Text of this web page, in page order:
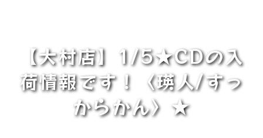
【大村店】1/5★CDの入
荷情報です！〈瑛人/すっ
からかん〉★